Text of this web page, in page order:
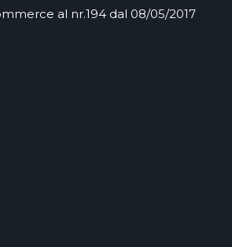
al nr.194 dal 08/05/2017